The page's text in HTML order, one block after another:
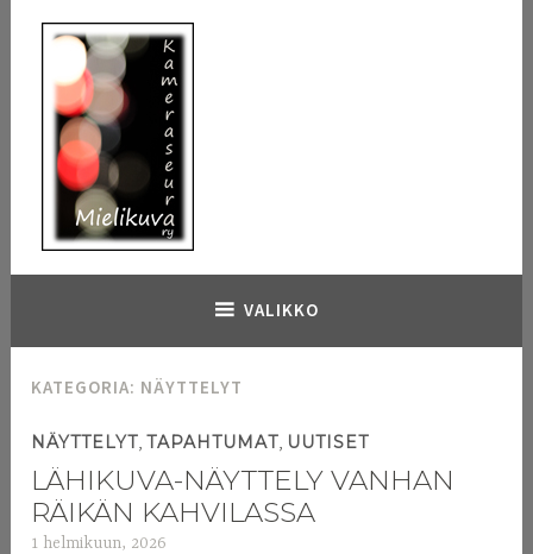
sisältöön
Kameraseura Mielikuva
VALIKKO
KATEGORIA: NÄYTTELYT
NÄYTTELYT,TAPAHTUMAT, UUTISET
LÄHIKUVA-NÄYTTELY VANHAN
RÄIKÄN KAHVILASSA
1 helmikuun, 2026